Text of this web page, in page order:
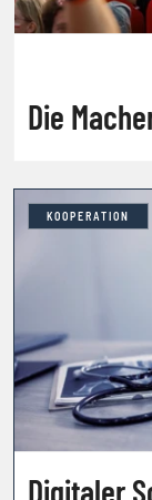
Die
KOOPERATION
Digitaler